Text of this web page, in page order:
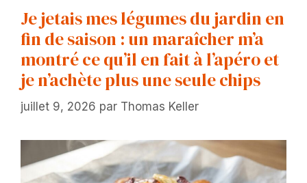
Je jetais mes légumes du jardin en
fin de saison : un maraîcher m’a
montré ce qu’il en fait à l’apéro et
je n’achète plus une seule chips
juillet 9, 2026 par Thomas Keller